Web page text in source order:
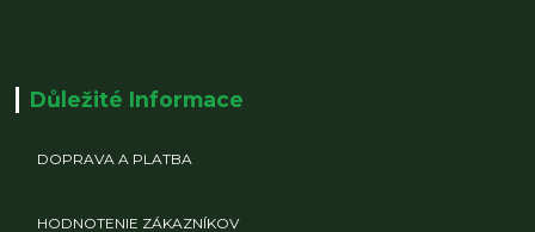
Důležité Informace
DOPRAVA A PLATBA
HODNOTENIE ZÁKAZNÍKOV